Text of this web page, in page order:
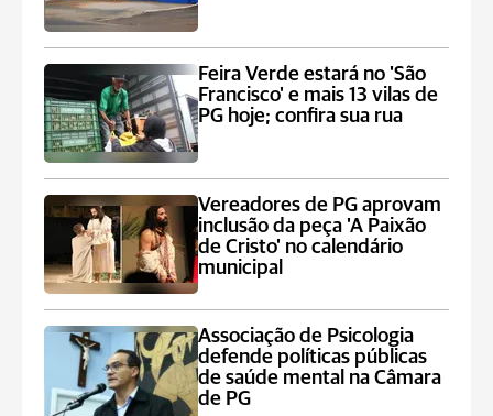
Feira Verde estará no 'São
Francisco' e mais 13 vilas de
PG hoje; confira sua rua
Vereadores de PG aprovam
inclusão da peça 'A Paixão
de Cristo' no calendário
municipal
Associação de Psicologia
defende políticas públicas
de saúde mental na Câmara
de PG